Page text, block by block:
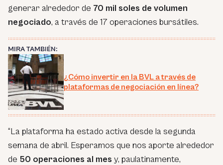
generar alrededor de 70 mil soles de volumen
negociado, a través de 17 operaciones bursátiles.
MIRA TAMBIÉN:
¿Cómo invertir en la BVL a través de
plataformas de negociación en línea?
“La plataforma ha estado activa desde la segunda
semana de abril. Esperamos que nos aporte alrededor
de 50 operaciones al mes y, paulatinamente,